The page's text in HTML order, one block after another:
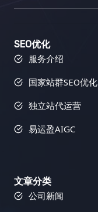
SEO优化
服务介绍
国家站群SEO优化
独立站代运营
易运盈AIGC
文章分类
公司新闻